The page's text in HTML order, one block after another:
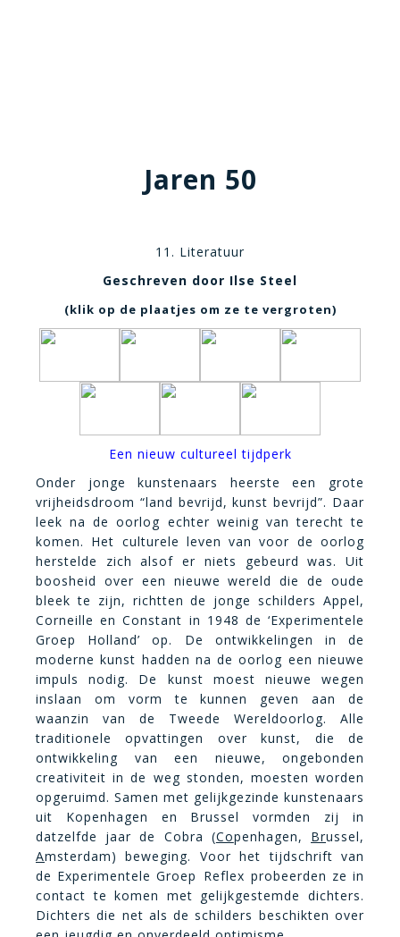
Jaren 50
11. Literatuur
Geschreven door Ilse Steel
(klik op de plaatjes om ze te vergroten)
Een nieuw cultureel tijdperk
Onder jonge kunstenaars heerste een grote
vrijheidsdroom “land bevrijd, kunst bevrijd”. Daar
leek na de oorlog echter weinig van terecht te
komen. Het culturele leven van voor de oorlog
herstelde zich alsof er niets gebeurd was. Uit
boosheid over een nieuwe wereld die de oude
bleek te zijn, richtten de jonge schilders Appel,
Corneille en Constant in 1948 de ‘Experimentele
Groep Holland’ op. De ontwikkelingen in de
moderne kunst hadden na de oorlog een nieuwe
impuls nodig. De kunst moest nieuwe wegen
inslaan om vorm te kunnen geven aan de
waanzin van de Tweede Wereldoorlog. Alle
traditionele opvattingen over kunst, die de
ontwikkeling van een nieuwe, ongebonden
creativiteit in de weg stonden, moesten worden
opgeruimd. Samen met gelijkgezinde kunstenaars
uit Kopenhagen en Brussel vormden zij in
datzelfde jaar de Cobra (Copenhagen, Brussel,
Amsterdam) beweging. Voor het tijdschrift van
de Experimentele Groep Reflex probeerden ze in
contact te komen met gelijkgestemde dichters.
Dichters die net als de schilders beschikten over